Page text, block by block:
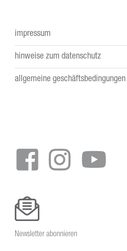
Footer
menu
impressum
hinweise zum datenschutz
allgemeine geschäftsbedingungen
Newsletter abonnieren